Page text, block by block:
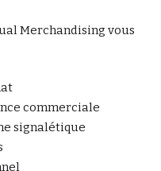
Merchandising vous
commerciale
signalétique